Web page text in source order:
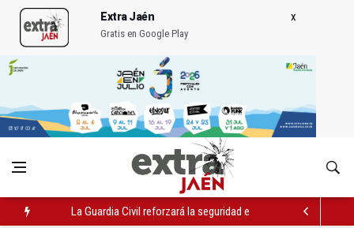
Extra Jaén
Gratis en Google Play
La Guardia Civil reforzará la seguridad el 12 de agosto por el